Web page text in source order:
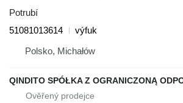
Potrubí
51081013614
výfuk
Polsko, Michałów